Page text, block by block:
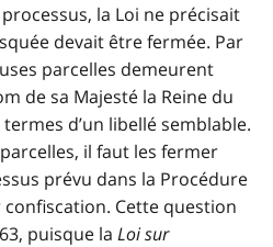
la Loi ne précisait
devait être fermée. Par
parcelles demeurent
de sa Majesté la Reine du
d’un libellé semblable.
il faut les fermer
prévu dans la Procédure
Cette question
puisque la Loi sur